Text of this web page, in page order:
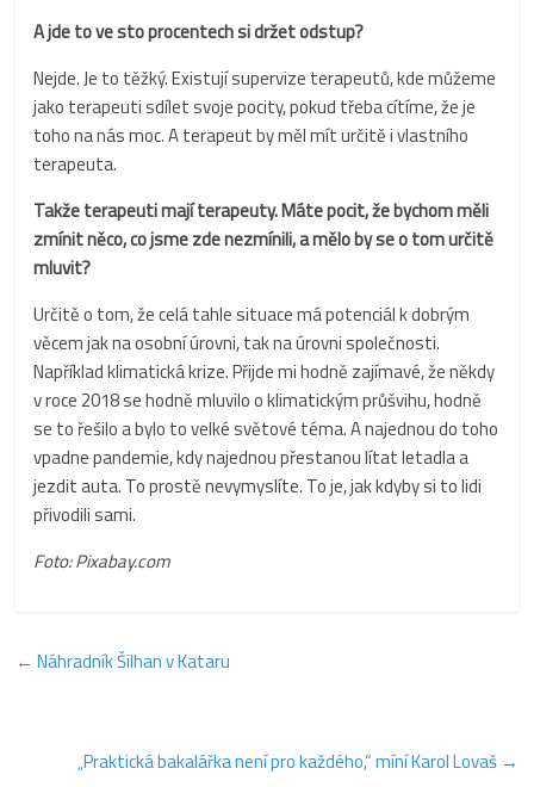
A jde to ve sto procentech si držet odstup?
Nejde. Je to těžký. Existují supervize terapeutů, kde můžeme
jako terapeuti sdílet svoje pocity, pokud třeba cítíme, že je
toho na nás moc. A terapeut by měl mít určitě i vlastního
terapeuta.
Takže terapeuti mají terapeuty. Máte pocit, že bychom měli
zmínit něco, co jsme zde nezmínili, a mělo by se o tom určitě
mluvit?
Určitě o tom, že celá tahle situace má potenciál k dobrým
věcem jak na osobní úrovni, tak na úrovni společnosti.
Například klimatická krize. Přijde mi hodně zajímavé, že někdy
v roce 2018 se hodně mluvilo o klimatickým průšvihu, hodně
se to řešilo a bylo to velké světové téma. A najednou do toho
vpadne pandemie, kdy najednou přestanou lítat letadla a
jezdit auta. To prostě nevymyslíte. To je, jak kdyby si to lidi
přivodili sami.
Foto: Pixabay.com
← Náhradník Šilhan v Kataru
„Praktická bakalářka není pro každého,“ míní Karol Lovaš →